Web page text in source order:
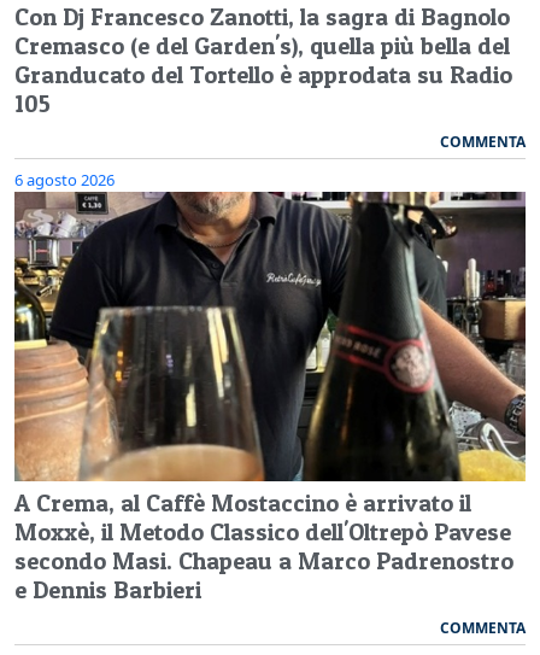
Con Dj Francesco Zanotti, la sagra di Bagnolo
Cremasco (e del Garden's), quella più bella del
Granducato del Tortello è approdata su Radio
105
COMMENTA
6 agosto 2026
A Crema, al Caffè Mostaccino è arrivato il
Moxxè, il Metodo Classico dell'Oltrepò Pavese
secondo Masi. Chapeau a Marco Padrenostro
e Dennis Barbieri
COMMENTA